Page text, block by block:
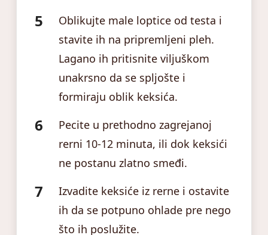
Oblikujte male loptice od testa i
stavite ih na pripremljeni pleh.
Lagano ih pritisnite viljuškom
unakrsno da se spljošte i
formiraju oblik keksića.
Pecite u prethodno zagrejanoj
rerni 10-12 minuta, ili dok keksići
ne postanu zlatno smeđi.
Izvadite keksiće iz rerne i ostavite
ih da se potpuno ohlade pre nego
što ih poslužite.